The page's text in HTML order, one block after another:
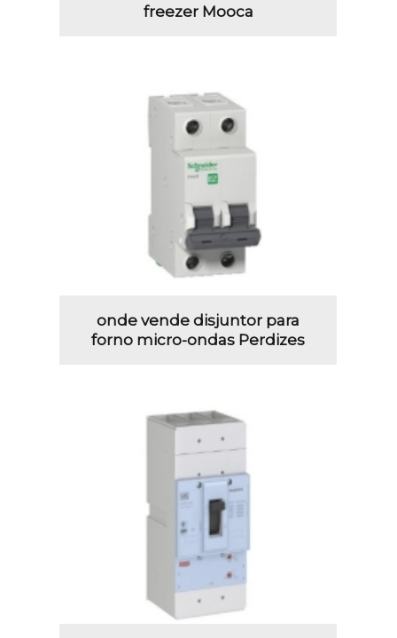
freezer Mooca
onde vende disjuntor para
forno micro-ondas Perdizes